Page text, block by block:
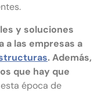
y soluciones
a las empresas a
. Además,
que hay que
época de